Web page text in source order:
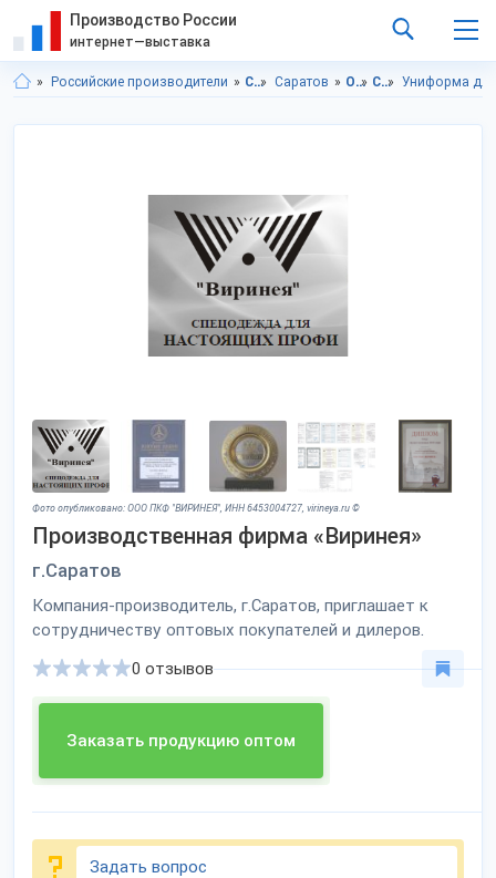
Производство России
интернет—выставка
Российские производители Саратовская область Саратов Одежда Спецодежда Униформа
Фото опубликовано: ООО ПКФ "ВИРИНЕЯ", ИНН 6453004727, virineya.ru ©
Производственная фирма «Виринея»
г.Саратов
Компания-производитель, г.Саратов, приглашает к
сотрудничеству оптовых покупателей и дилеров.
Заказать продукцию оптом
0 отзывов
Задать вопрос